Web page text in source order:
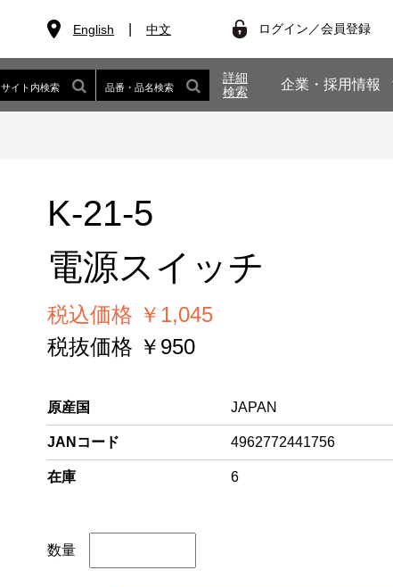
English 中文 ログイン／会員登録
サイト内検索 品番・品名検索
詳細
検索
企業・採用情報
K-21-5
電源スイッチ
税込価格 ￥1,045
税抜価格 ￥950
原産国 JAPAN
JANコード 4962772441756
在庫 6
数量